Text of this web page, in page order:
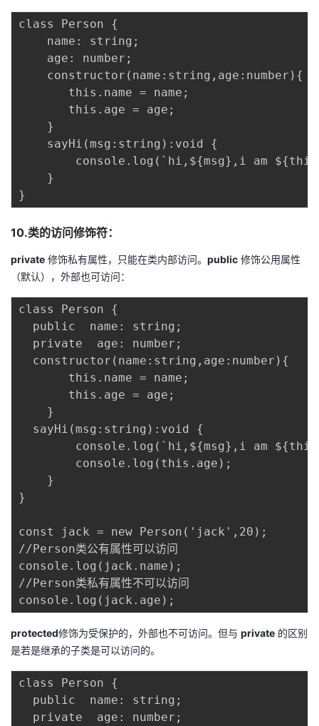
class Person {
    name: string;
    age: number;
    constructor(name:string,age:number){
       this.name = name;
       this.age = age;
    }
    sayHi(msg:string):void {
console.log(`hi,${msg},i am
    }
10.类的访问修饰符：
private 修饰私有属性，只能在类内部访问。 public 修饰公用属性
（默认），外部也可访问：
class Person {
  public  name: string;
  private  age: number;
  constructor(name:string,age:number){
       this.name = name;
       this.age = age;
    }
  sayHi(msg:string):void {
console.log(`hi,${msg},i am
        console.log(this.age);
    }
}
const jack = new Person('jack',20);
//Person类公有属性可以访问
console.log(jack.name);
//Person类私有属性不可以访问
protected修饰为受保护的，外部也不可访问。但与 private 的区别
是若是继承的子类是可以访问的。
class Person {
  public  name: string;
  private  age: number;